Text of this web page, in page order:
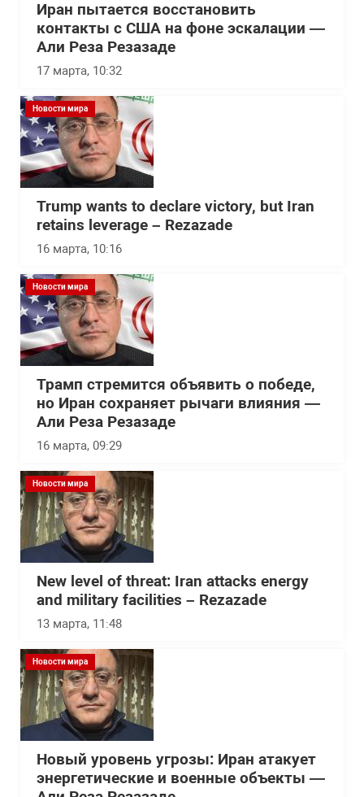
Иран пытается восстановить
контакты с США на фоне эскалации —
Али Реза Резазаде
17 марта, 10:32
Новости мира
Trump wants to declare victory, but Iran
retains leverage – Rezazade
16 марта, 10:16
Новости мира
Трамп стремится объявить о победе,
но Иран сохраняет рычаги влияния —
Али Реза Резазаде
16 марта, 09:29
Новости мира
New level of threat: Iran attacks energy
and military facilities – Rezazade
13 марта, 11:48
Новости мира
Новый уровень угрозы: Иран атакует
энергетические и военные объекты —